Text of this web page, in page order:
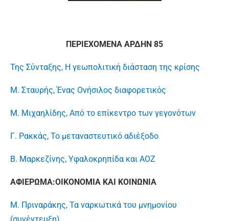
ΠΕΡΙΕΧΟΜΕΝΑ ΑΡΔΗΝ 85
Της Σύνταξης, Η γεωπολιτική διάσταση της κρίσης
Μ. Σταυρής, Ένας Ονήσιλος διαφορετικός
Μ. Μιχαηλίδης, Από το επίκεντρο των γεγονότων
Γ. Ρακκάς, Το μεταναστευτικό αδιέξοδο
Β. Μαρκεζίνης, Υφαλοκρηπίδα και ΑΟΖ
ΑΦΙΕΡΩΜΑ:ΟΙΚΟΝΟΜΙΑ ΚΑΙ ΚΟΙΝΩΝΙΑ
Μ. Πριναράκης, Τα ναρκωτικά του μνημονίου